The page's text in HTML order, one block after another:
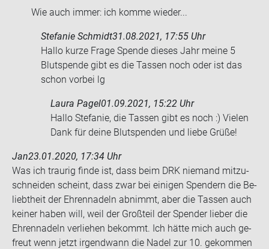
Wie auch immer: ich komme wie­der...
Stefanie Schmidt31.08.2021, 17:55 Uhr
Hallo kurze Frage Spen­de die­ses Jahr meine 5
Blut­spen­de gibt es die Tas­sen noch oder ist das
schon vor­bei lg
Laura Pagel01.09.2021, 15:22 Uhr
Hallo Stefanie, die Tassen gibt es noch :) Vielen
Dank für deine Blutspenden und liebe Grüße!
Jan23.01.2020, 17:34 Uhr
Was ich trau­rig finde ist, dass beim DRK nie­mand mit­zu­
schnei­den scheint, dass zwar bei ei­ni­gen Spen­dern die Be­
liebt­heit der Eh­ren­na­deln ab­nimmt, aber die Tas­sen auch
kei­ner haben will, weil der Groß­teil der Spen­der lie­ber die
Eh­ren­na­deln ver­lie­hen be­kommt. Ich hätte mich auch ge­
freut wenn jetzt ir­gend­wann die Nadel zur 10. ge­kom­men